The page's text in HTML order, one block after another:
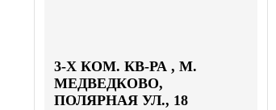
3-X КОМ. КВ-РА , М.
МЕДВЕДКОВО,
ПОЛЯРНАЯ УЛ., 18